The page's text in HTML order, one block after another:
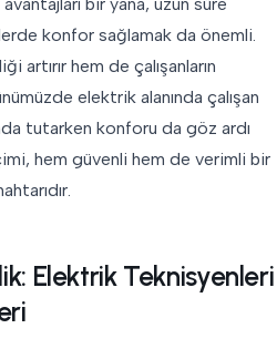
bir yana, uzun süre
konfor sağlamak da önemli.
artırır hem de çalışanların
elektrik alanında çalışan
tutarken konforu da göz ardı
hem güvenli hem de verimli bir
Elektrik Teknisyenleri